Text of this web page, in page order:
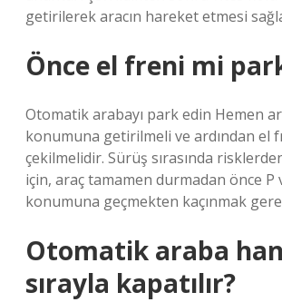
getirilerek aracın hareket etmesi
Önce el freni mi
Otomatik arabayı park edin Hemen
konumuna getirilmeli ve ardından el
çekilmelidir. Sürüş sırasında
için, araç tamamen durmadan önce P
konumuna geçmekten kaçınmak
Otomatik araba
sırayla kapatılır?